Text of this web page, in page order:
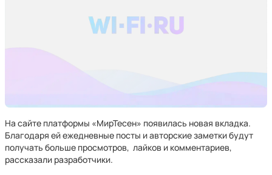
На сайте платформы «МирТесен» появилась новая вкладка.
Благодаря ей ежедневные посты и авторские заметки будут
получать больше просмотров, лайков и комментариев,
рассказали разработчики.